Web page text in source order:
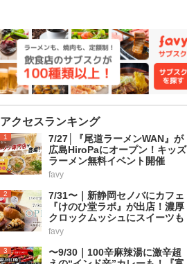
アクセスランキング
1
7/27│『尾道ラーメンWAN』が
広島HiroPaにオープン！キッズ
ラーメン無料イベント開催
favy
2
7/31〜｜新静岡セノバにカフェ
『けのひ堂ラボ』が出店！濃厚
クロックムッシュにスイーツも
favy
3
〜9/30｜100辛麻辣湯に激辛超